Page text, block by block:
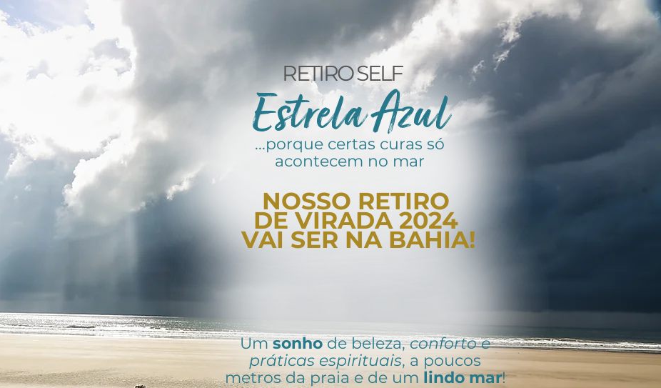
Estrela Azul
RETIRO SELF
NOSSO RETIRO
DE VIRADA 2024
VAI SER NA BAHIA!
...porque certas curas só
acontecem no mar
Umsonhode beleza,conforto e
práticas espirituais, a poucos
metros da praia e de um lindo mar!